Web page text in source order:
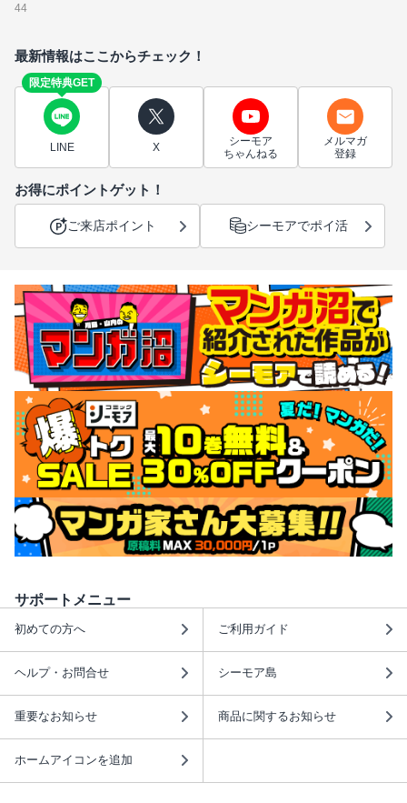
44
最新情報はここからチェック！
限定特典GET
LINE X
シーモア
ちゃんねる
メルマガ
登録
お得にポイントゲット！
ご来店ポイント シーモアでポイ活
サポートメニュー
初めての方へ ご利用ガイド
ヘルプ・お問合せ シーモア島
重要なお知らせ 商品に関するお知らせ
ホームアイコンを追加